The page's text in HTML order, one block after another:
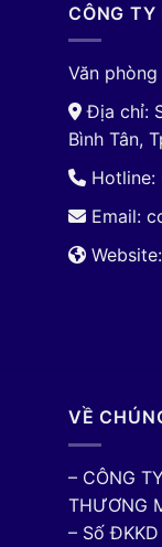
CÔNG
Văn
Địa chỉ:
Bình Tân,
Email:
VỀ
– CÔNG
THƯƠNG
– Số